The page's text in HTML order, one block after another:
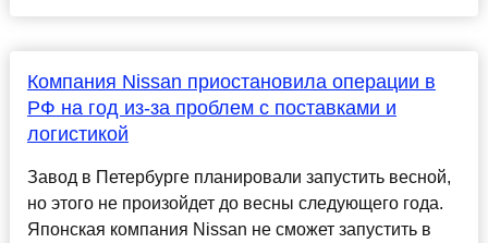
Компания Nissan приостановила операции в
РФ на год из-за проблем с поставками и
логистикой
Завод в Петербурге планировали запустить весной,
но этого не произойдет до весны следующего года.
Японская компания Nissan не сможет запустить в